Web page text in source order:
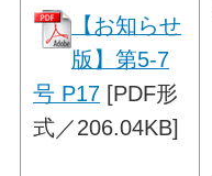
【お知らせ
版】第5-7
号 P17 [PDF形
式／206.04KB]